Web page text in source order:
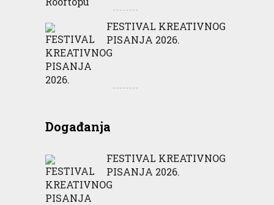
FESTIVAL KREATIVNOG
PISANJA 2026.
Događanja
FESTIVAL KREATIVNOG
PISANJA 2026.